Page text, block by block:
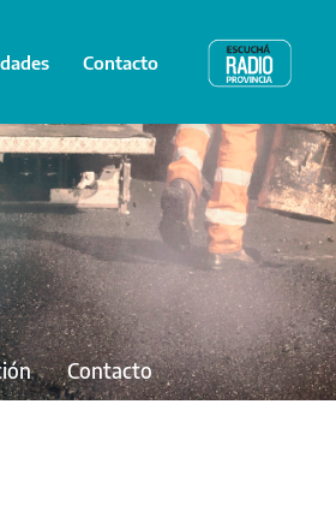
Contacto Radio Provincia
Contacto